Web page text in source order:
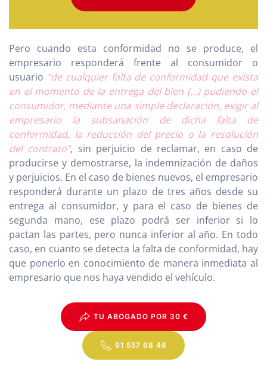
Pero cuando esta conformidad no se produce, el
empresario responderá frente al consumidor o
usuario “de cualquier falta de conformidad que exista
en el momento de la entrega del bien (…) pudiendo el
consumidor, mediante una simple declaración, exigir al
empresario la subsanación de dicha falta de
conformidad, la reducción del precio o la resolución
del contrato”, sin perjuicio de reclamar, en caso de
producirse y demostrarse, la indemnización de daños
y perjuicios. En el caso de bienes nuevos, el empresario
responderá durante un plazo de tres años desde su
entrega al consumidor, y para el caso de bienes de
segunda mano, ese plazo podrá ser inferior si lo
pactan las partes, pero nunca inferior al año. En todo
caso, en cuanto se detecta la falta de conformidad, hay
que ponerlo en conocimiento de manera inmediata al
empresario que nos haya vendido el vehículo.
TU ABOGADO POR 30 €
91 557 68 46